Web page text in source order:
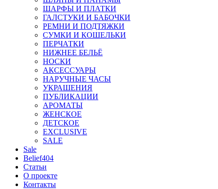
ШАРФЫ И ПЛАТКИ
ГАЛСТУКИ И БАБОЧКИ
РЕМНИ И ПОДТЯЖКИ
СУМКИ И КОШЕЛЬКИ
ПЕРЧАТКИ
НИЖНЕЕ БЕЛЬЁ
НОСКИ
АКСЕССУАРЫ
НАРУЧНЫЕ ЧАСЫ
УКРАШЕНИЯ
ПУБЛИКАЦИИ
АРОМАТЫ
ЖЕНСКОЕ
ДЕТСКОЕ
EXCLUSIVE
SALE
Sale
Belief404
Статьи
О проекте
Контакты